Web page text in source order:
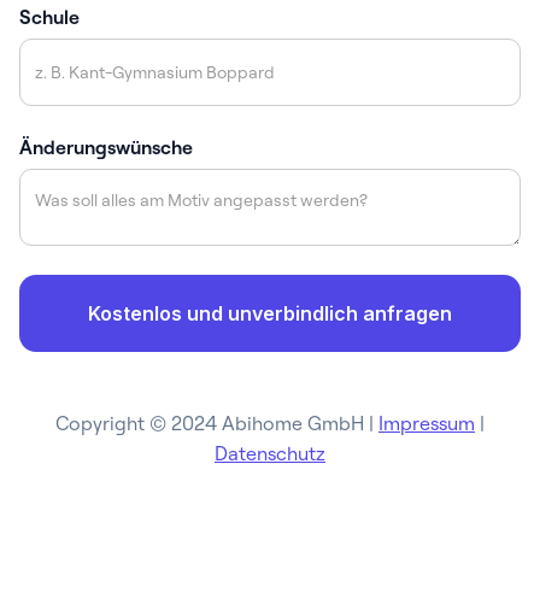
Schule
Änderungswünsche
Copyright © 2024 Abihome GmbH | Impressum |
Datenschutz